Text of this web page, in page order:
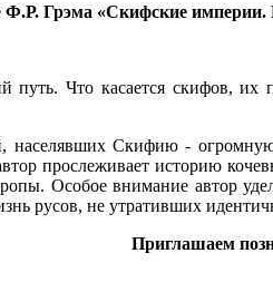
Ф.Р. Грэма «Скифские империи.
путь. Что касается скифов,
населявших Скифию -
прослеживает историю
Особое внимание автор
русов, не утративших
Приглашаем